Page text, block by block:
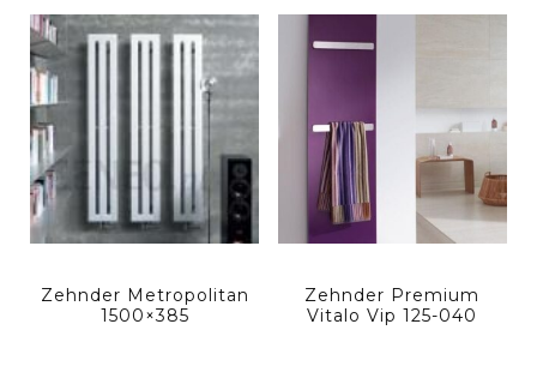
Zehnder Metropolitan
1500×385
Zehnder Premium
Vitalo Vip 125-040